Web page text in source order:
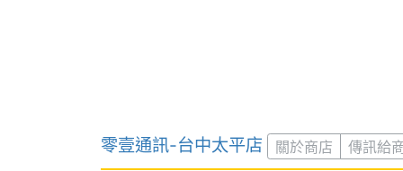
零壹通訊-台中太平店 關於商店 傳訊給